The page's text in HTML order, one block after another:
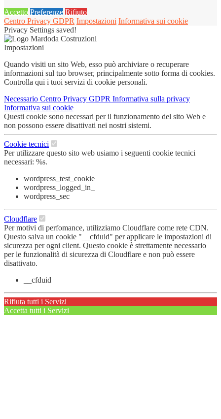
Accetto Preferenze Rifiuto
Centro Privacy GDPR Impostazioni Informativa sui cookie
Privacy Settings saved!
Impostazioni
Quando visiti un sito Web, esso può archiviare o recuperare
informazioni sul tuo browser, principalmente sotto forma di cookies.
Controlla qui i tuoi servizi di cookie personali.
Necessario Centro Privacy GDPR Informativa sulla privacy
Informativa sui cookie
Questi cookie sono necessari per il funzionamento del sito Web e
non possono essere disattivati nei nostri sistemi.
Cookie tecnici
Per utilizzare questo sito web usiamo i seguenti cookie tecnici
necessari: %s.
wordpress_test_cookie
wordpress_logged_in_
wordpress_sec
Cloudflare
Per motivi di perfomance, utilizziamo Cloudflare come rete CDN.
Questo salva un cookie "__cfduid" per applicare le impostazioni di
sicurezza per ogni client. Questo cookie è strettamente necessario
per le funzionalità di sicurezza di Cloudflare e non può essere
disattivato.
__cfduid
Rifiuta tutti i Servizi
Accetta tutti i Servizi